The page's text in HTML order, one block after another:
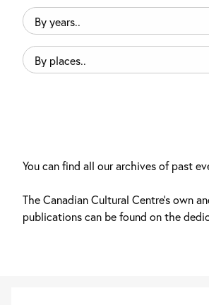
By
years..
By
places..
You can find all our archives of past
The Canadian Cultural Centre’s own
publications can be found on the